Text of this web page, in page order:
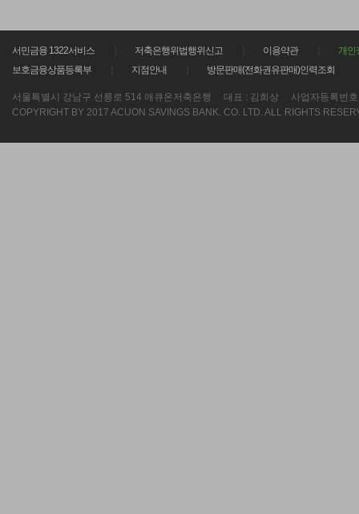
서민금융 1322서비스 저축은행위법행위신고 이용약관
개인
보호금융상품등록부
지점안내 방문판매(전화권유판매)인력조회
서울특별시 강남구 선릉로 514 애큐온저축은행 대표 : 김희상 사업자등록번
COPYRIGHT BY 2017 ACUON SAVINGS BANK. CO. LTD. ALL RIGHTS